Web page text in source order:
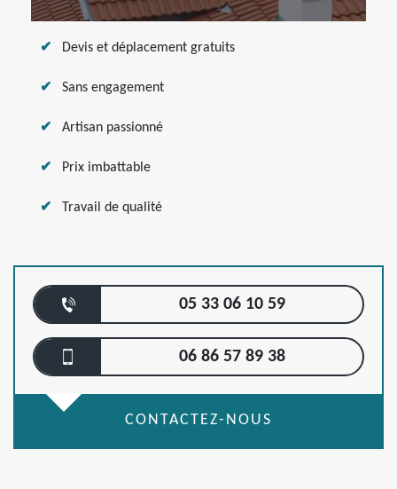
Devis et déplacement gratuits
Sans engagement
Artisan passionné
Prix imbattable
Travail de qualité
05 33 06 10 59
06 86 57 89 38
CONTACTEZ-NOUS